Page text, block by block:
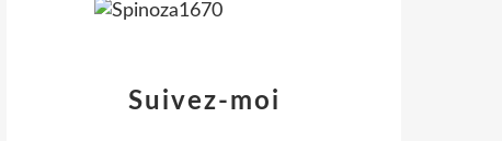
Suivez-moi